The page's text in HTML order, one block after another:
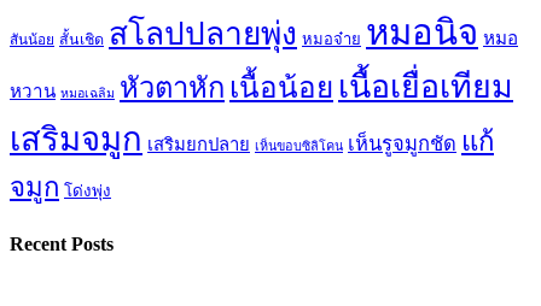
สันน้อย สั้นเชิด สโลปปลายพุ่ง หมอจ๋าย หมอนิจ หมอ
หวาน หมอเฉลิม หัวตาหัก เนื้อน้อย เนื้อเยื่อเทียม
เสริมจมูก เสริมยกปลาย เห็นขอบซิลิโคน เห็นรูจมูกชัด แก้
จมูก โด่งพุ่ง
Recent Posts